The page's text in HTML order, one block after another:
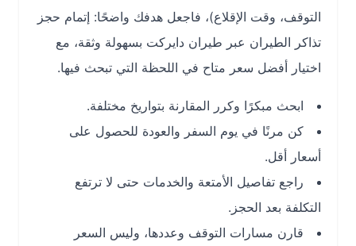
التوقف، وقت الإقلاع)، فاجعل هدفك واضحًا: إتمام حجز
تذاكر الطيران عبر طيران دايركت بسهولة وثقة، مع
اختيار أفضل سعر متاح في اللحظة التي تبحث فيها.
ابحث مبكرًا وكرر المقارنة بتواريخ مختلفة.
كن مرنًا في يوم السفر والعودة للحصول على
أسعار أقل.
راجع تفاصيل الأمتعة والخدمات حتى لا ترتفع
التكلفة بعد الحجز.
قارن مسارات التوقف وعددها، وليس السعر